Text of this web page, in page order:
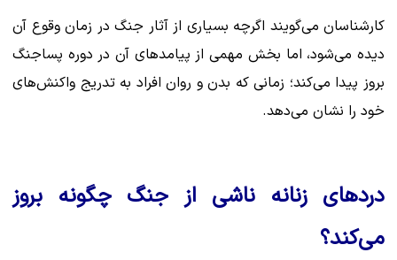
کارشناسان می‌گویند اگرچه بسیاری از آثار جنگ در زمان وقوع آن
دیده می‌شود، اما بخش مهمی از پیامدهای آن در دوره پساجنگ
بروز پیدا می‌کند؛ زمانی که بدن و روان افراد به تدریج واکنش‌های
خود را نشان می‌دهد.
دردهای زنانه ناشی از جنگ چگونه بروز
می‌کند؟